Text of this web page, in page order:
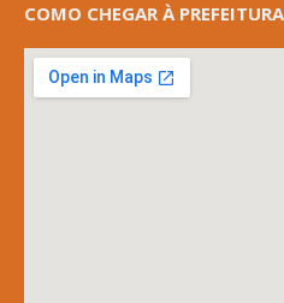
COMO CHEGAR À PREFEITURA